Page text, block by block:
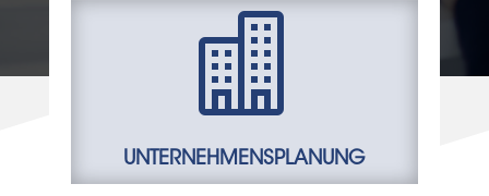

UNTERNEHMENSPLANUNG